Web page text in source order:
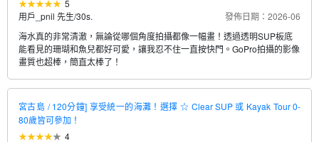
5
用戶_pnil 先生/30s.
發佈日期：2026-06
海水真的非常清澈，無論從哪個角度拍攝都像一幅畫！透過透明SUP板底
能看見的珊瑚和魚兒都好可愛，讓我忍不住一直按快門。GoPro拍攝的影像
畫質也超棒，簡直太棒了！
宮古島 / 120分鐘] 享受統一的海灘！選擇 ☆ Clear SUP 或 Kayak Tour 0-
80歲皆可參加！
4